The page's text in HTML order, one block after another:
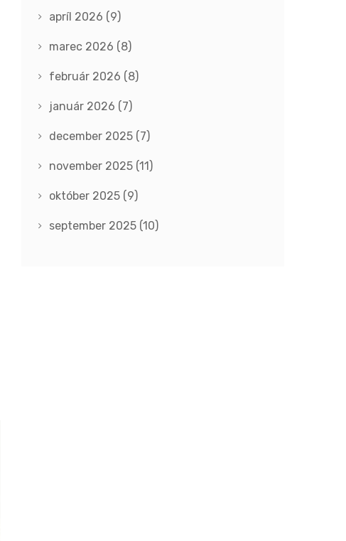
apríl 2026 (9)
marec 2026 (8)
február 2026 (8)
január 2026 (7)
december 2025 (7)
november 2025 (11)
október 2025 (9)
september 2025 (10)